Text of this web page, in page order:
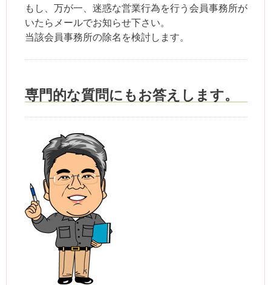
もし、万が一、迷惑な営業行為を行う会員事務所が
いたらメールでお知らせ下さい。
当該会員事務所の除名を検討します。
専門的な質問にもお答えします。